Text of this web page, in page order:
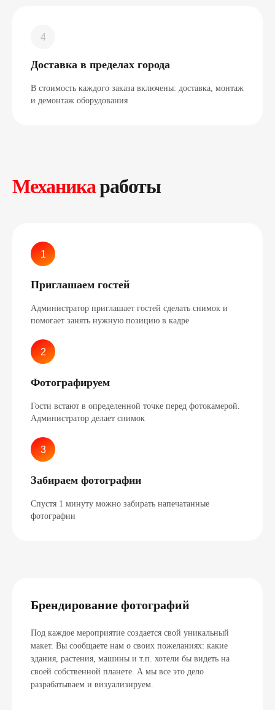
Доставка в пределах города
В стоимость каждого заказа включены: доставка, монтаж
и демонтаж оборудования
Механикаработы
Приглашаем гостей
Администратор приглашает гостей сделать снимок и
помогает занять нужную позицию в кадре
Фотографируем
Гости встают в определенной точке перед фотокамерой.
Администратор делает снимок
Забираем фотографии
Спустя 1 минуту можно забирать напечатанные
фотографии
Брендирование фотографий
Под каждое мероприятие создается свой уникальный
макет. Вы сообщаете нам о своих пожеланиях: какие
здания, растения, машины и т.п. хотели бы видеть на
своей собственной планете. А мы все это дело
разрабатываем и визуализируем.